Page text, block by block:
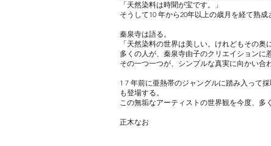
「天然染料は時聞が宝です。」
そうして10 年から20年以上の歳月を経て熟成
秦泉寺は語る。
「天然染料の世界は美しい。けれどもその
多くの人が、秦泉寺由子のクリエイションに
その一つ一つが、シンプルな真実に向かい合
1 7 年前に亜熱帯のジャングルに踏み入って
も登場する。
この無垢なアーティストの世界観を今度、多
正木なお